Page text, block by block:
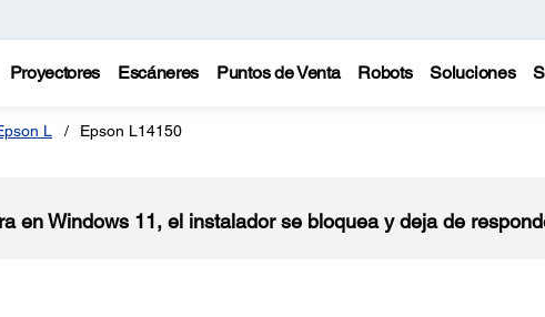
Proyectores Escáneres Puntos de Venta Robots Soluciones
L Epson L14150
en Windows 11, el instalador se bloquea y deja de